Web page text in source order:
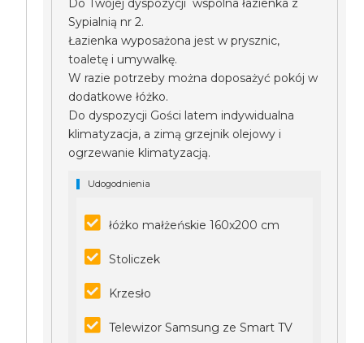
Do Twojej dyspozycji wspólna łazienka z
Sypialnią nr 2.
Łazienka wyposażona jest w prysznic,
toaletę i umywalkę.
W razie potrzeby można doposażyć pokój w
dodatkowe łóżko.
Do dyspozycji Gości latem indywidualna
klimatyzacja, a zimą grzejnik olejowy i
ogrzewanie klimatyzacją.
Udogodnienia
łóżko małżeńskie 160x200 cm
Stoliczek
Krzesło
Telewizor Samsung ze Smart TV